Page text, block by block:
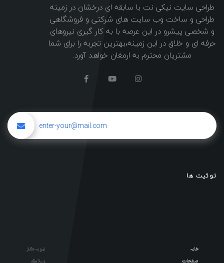
طراحی سایت نیکی نت با سابقه ای درخشان در زمینه
طراحی و ساخت وب سایت های شرکتی و فروشگاهی
و شخصی پیشرو در این عرصه با به کار گیری نیروهای
حرفه ای و خلاق در این زمینه،بهترین تجربه را برای شما
مشتریان محترم به ارمغان خواهد آورد.
توئیت ها
خانه
صفحات
نمونه کار
وبلاگ